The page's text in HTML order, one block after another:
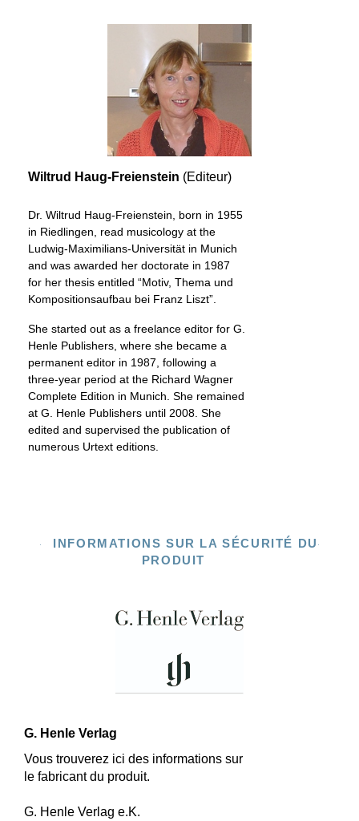
Wiltrud Haug-Freienstein (Editeur)
Dr. Wiltrud Haug-Freienstein, born in 1955
in Riedlingen, read musicology at the
Ludwig-Maximilians-Universität in Munich
and was awarded her doctorate in 1987
for her thesis entitled “Motiv, Thema und
Kompositionsaufbau bei Franz Liszt”.
She started out as a freelance editor for G.
Henle Publishers, where she became a
permanent editor in 1987, following a
three-year period at the Richard Wagner
Complete Edition in Munich. She remained
at G. Henle Publishers until 2008. She
edited and supervised the publication of
numerous Urtext editions.
INFORMATIONS SUR LA SÉCURITÉ DU
PRODUIT
G. Henle Verlag
Vous trouverez ici des informations sur
le fabricant du produit.
G. Henle Verlag e.K.